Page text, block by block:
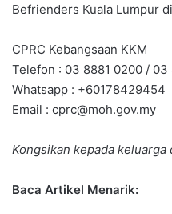
Befrienders Kuala Lumpur
CPRC Kebangsaan KKM
Telefon : 03 8881 0200 /
Whatsapp : +60178429454
Email : cprc@moh.gov.my
Kongsikan kepada keluarga
Baca Artikel Menarik: